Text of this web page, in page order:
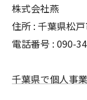
株式会社燕
住所 : 千葉県松
電話番号 : 090-
千葉県で個人事